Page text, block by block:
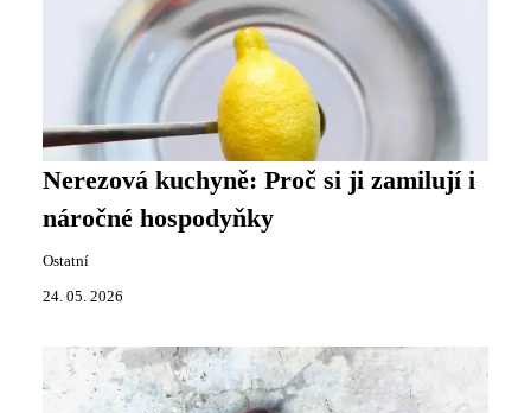
Nerezová kuchyně: Proč si ji zamilují i
náročné hospodyňky
Ostatní
24. 05. 2026